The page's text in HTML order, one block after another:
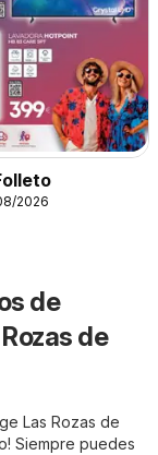
2026
de
de
Las Rozas de
Siempre puedes